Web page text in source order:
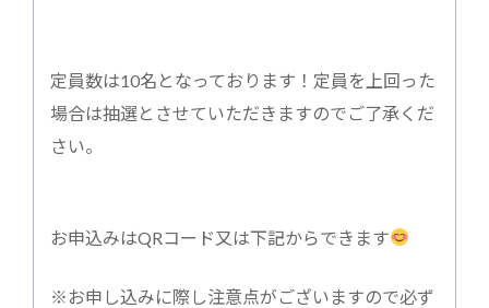
定員数は10名となっております！定員を上回った
場合は抽選とさせていただきますのでご了承くだ
さい。
お申込みはQRコード又は下記からできます
※お申し込みに際し注意点がございますので必ず